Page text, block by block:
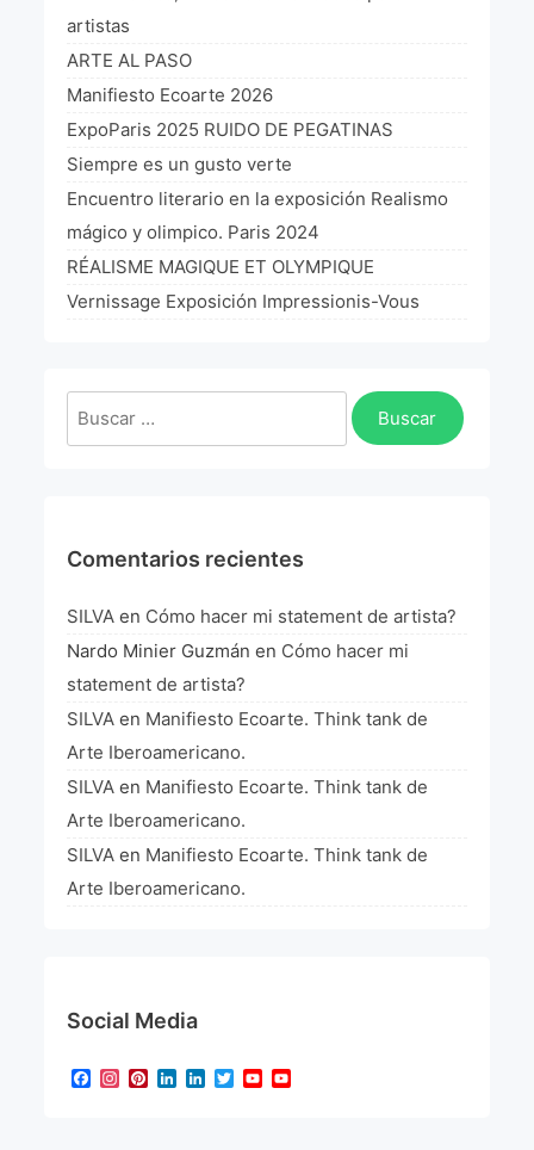
artistas
ARTE AL PASO
Manifiesto Ecoarte 2026
ExpoParis 2025 RUIDO DE PEGATINAS
Siempre es un gusto verte
Encuentro literario en la exposición Realismo
mágico y olimpico. Paris 2024
RÉALISME MAGIQUE ET OLYMPIQUE
Vernissage Exposición Impressionis-Vous
Buscar:
Comentarios recientes
SILVA en Cómo hacer mi statement de artista?
Nardo Minier Guzmán en Cómo hacer mi
statement de artista?
SILVA en Manifiesto Ecoarte. Think tank de
Arte Iberoamericano.
SILVA en Manifiesto Ecoarte. Think tank de
Arte Iberoamericano.
SILVA en Manifiesto Ecoarte. Think tank de
Arte Iberoamericano.
Social Media
Facebook
Instagram
Pinterest
LinkedIn
LinkedIn
TwitterYouTube